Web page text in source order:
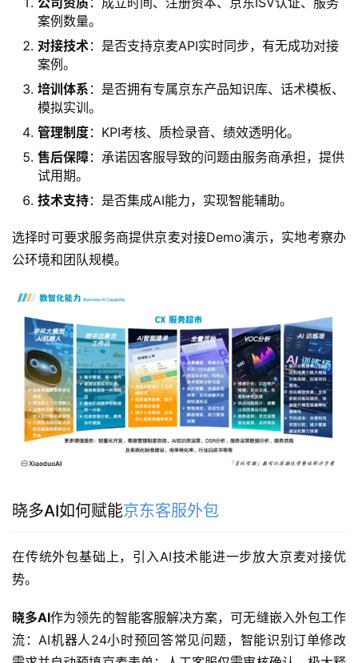
案例数量。
对接技术：是否支持京麦API实时同步，有无成功对接
案例。
培训体系 ：是否拥有专属京东产品知识库、话术模板、
模拟实训。
管理制度：KPI考核、质检录音、绩效透明化。
售后保障：承诺因客服导致的问题由服务商承担，提供
试用期。
技术支持：是否集成AI能力，实现智能辅助。
选择时可要求服务商提供京麦对接Demo演示，实地考察办
公环境和团队规模。
晓多AI如何赋能京东客服外包
在传统外包基础上，引入AI技术能进一步放大京麦对接优
势。
晓多AI作为领先的智能客服解决方案，可无缝嵌入外包工作
流：AI机器人24小时预回答常见问题，智能识别订单修改